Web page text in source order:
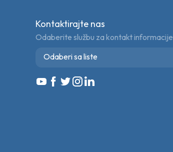
Kontaktirajte nas
Odaberite službu za kontakt informacije
Odaberi sa liste